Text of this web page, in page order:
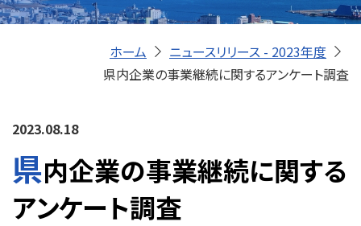
ホーム
ニュースリリース - 2023年度
県内企業の事業継続に関するアンケート調査
2023.08.18
県内企業の事業継続に関する
アンケート調査